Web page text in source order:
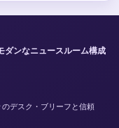
ダンなニュースルーム構成
デスク・ブリーフと信頼